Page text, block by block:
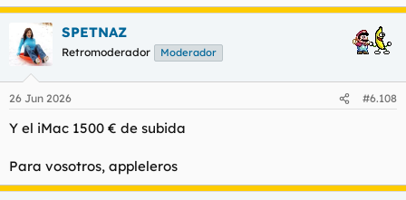
SPETNAZ
Retromoderador Moderador
26 Jun 2026 #6.108
Y el iMac 1500 € de subida
Para vosotros, appleleros